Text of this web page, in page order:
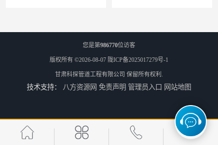
工厂管道工程 科探管道工程 市政供热管道漏水检测 科探管道工程
您是第986770位访客
版权所有 ©2026-08-07 陇ICP备2025017279号-1
甘肃科探管道工程有限公司 保留所有权利.
技术支持： 八方资源网 免责声明 管理员入口 网站地图